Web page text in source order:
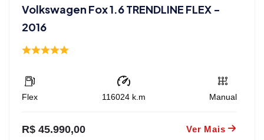
Volkswagen Fox 1.6 TRENDLINE FLEX -
2016
Flex 116024k.m Manual
R$ 45.990,00 Ver Mais